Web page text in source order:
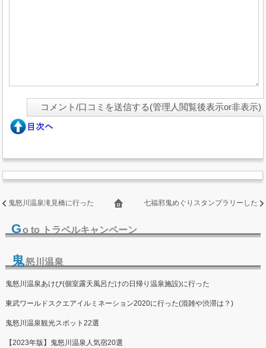
鬼怒川温泉滝見橋に行った 七福邪鬼めぐりスタンプラリーした
Go to トラベルキャンペーン
鬼怒川温泉
鬼怒川温泉あけび(個室露天風呂だけの日帰り温泉施設)に行った
東武ワールドスクエアイルミネーション2020に行った(混雑や渋滞は？)
鬼怒川温泉観光スポット22選
【2023年版】鬼怒川温泉人気宿20選